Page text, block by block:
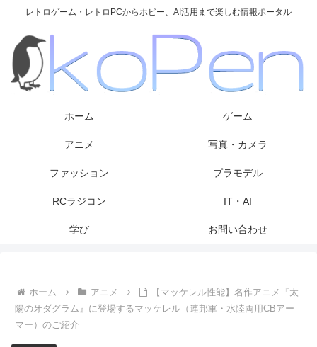
レトロゲーム・レトロPCからホビー、AI活用まで楽しむ情報ポータル
ホーム ゲーム
アニメ 写真・カメラ
ファッション プラモデル
RCラジコン IT・AI
学び お問い合わせ
ホーム アニメ
【マッケレル性能】名作アニメ『太
陽の牙ダグラム』に登場するマッケレル（連邦軍・水陸両用CBアー
マー）のご紹介